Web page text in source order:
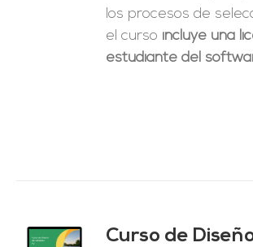
los procesos de
el curso incluye una
estudiante del
Curso de